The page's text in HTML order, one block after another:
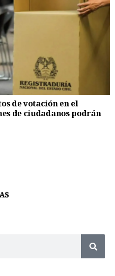
de votación en el
de ciudadanos podrán